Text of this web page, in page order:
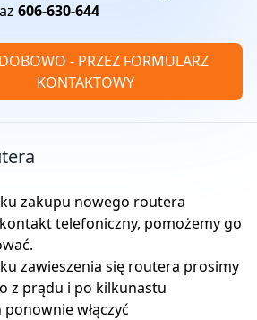
606-630-644
- PRZEZ FORMULARZ
KONTAKTOWY
zakupu nowego routera
telefoniczny, pomożemy go
zawieszenia się routera prosimy
z prądu i po kilkunastu
włączyć